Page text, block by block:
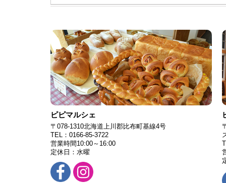
ピピマルシェ
〒078-1310北海道上川郡比布町基線4号
TEL：0166-85-3722
営業時間10:00～16:00
定休日：水曜